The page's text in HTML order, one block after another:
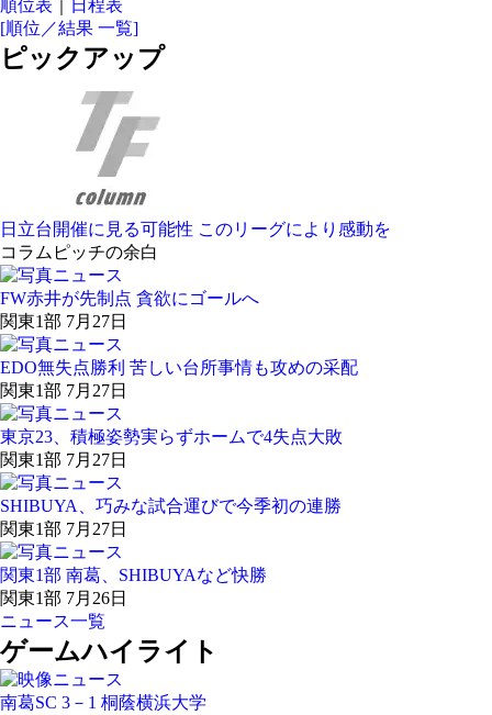
順位表
日程表
[順位／結果 一覧]
ピックアップ
日立台開催に見る可能性 このリーグにより感動を
コラム ピッチの余白
FW赤井が先制点 貪欲にゴールへ
関東1部 7月27日
EDO無失点勝利 苦しい台所事情も攻めの采配
関東1部 7月27日
東京23、積極姿勢実らずホームで4失点大敗
関東1部 7月27日
SHIBUYA、巧みな試合運びで今季初の連勝
関東1部 7月27日
関東1部 南葛、SHIBUYAなど快勝
関東1部 7月26日
ニュース一覧
ゲームハイライト
南葛SC 3－1 桐蔭横浜大学